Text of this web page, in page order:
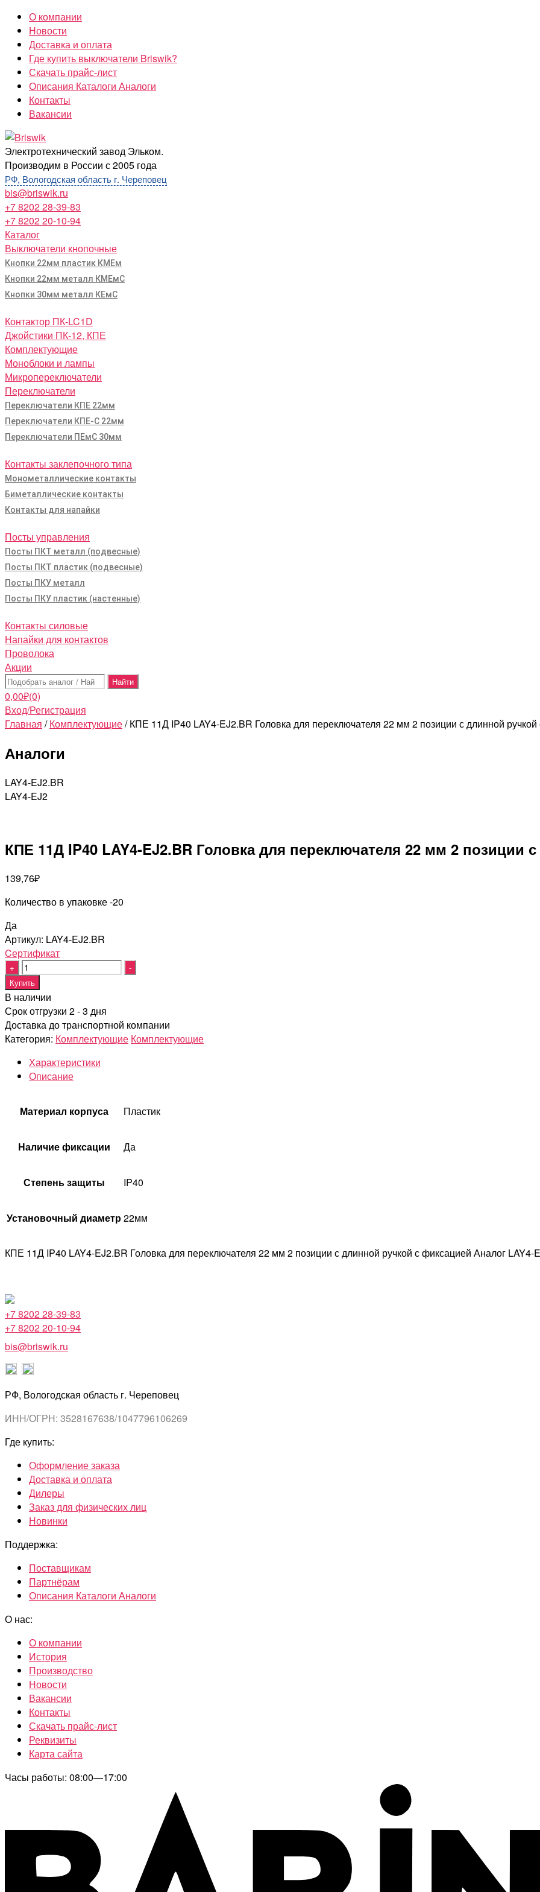
Перейти
содержимому
О компании
Новости
Доставка и оплата
Где купить выключатели Briswik?
Скачать прайс-лист
Описания Каталоги Аналоги
Контакты
Вакансии
Briswik
Электротехнический завод Эльком.
Производим в России с 2005 года
РФ, Вологодская область г. Череповец
bis@briswik.ru
+7 8202 28-39-83
+7 8202 20-10-94
Каталог
Выключатели кнопочные
Кнопки 22мм пластик КМЕм
Кнопки 22мм металл КМЕмС
Кнопки 30мм металл КЕмС
Контактор ПК-LC1D
Джойстики ПК-12, КПЕ
Комплектующие
Моноблоки и лампы
Микропереключатели
Переключатели
Переключатели КПЕ 22мм
Переключатели КПЕ-С 22мм
Переключатели ПЕмС 30мм
Контакты заклепочного типа
Монометаллические контакты
Биметаллические контакты
Контакты для напайки
Посты управления
Посты ПКТ металл (подвесные)
Посты ПКТ пластик (подвесные)
Посты ПКУ металл
Посты ПКУ пластик (настенные)
Контакты силовые
Напайки для контактов
Проволока
Акции
Поиск:
0,00₽(0)
Вход/Регистрация
Главная /Комплектующие/ КПЕ 11Д IP40 LAY4-EJ2.BR Головка для переключателя 22 мм 2 позиции с длинной
Аналоги
LAY4-EJ2.BR
LAY4-EJ2
КПЕ 11Д IP40 LAY4-EJ2.BR Головка для переключателя 22 мм 2 позиции
139,76₽
Количество в упаковке -20
Да
Артикул: LAY4-EJ2.BR
Cертификат
Quantity
Купить
В наличии
Срок отгрузки 2 - 3 дня
Доставка до транспортной компании
Категория: Комплектующие Комплектующие
Характеристики
Описание
Материал корпуса Пластик
Наличие фиксации Да
Степень защиты IP40
Установочный диаметр22мм
КПЕ 11Д IP40 LAY4-EJ2.BR Головка для переключателя 22 мм 2 позиции с длинной ручкой с фиксацией Аналог LAY4-
+7 8202 28-39-83
+7 8202 20-10-94
bis@briswik.ru
РФ, Вологодская область г. Череповец
ИНН/ОГРН: 3528167638/1047796106269
Где купить:
Оформление заказа
Доставка и оплата
Дилеры
Заказ для физических лиц
Новинки
Поддержка:
Поставщикам
Партнёрам
Описания Каталоги Аналоги
О нас:
О компании
История
Производство
Новости
Вакансии
Контакты
Скачать прайс-лист
Реквизиты
Карта сайта
Часы работы: 08:00—17:00